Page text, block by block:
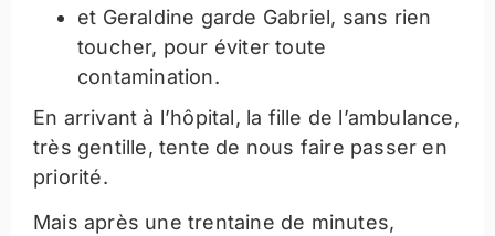
et Geraldine garde Gabriel, sans rien
toucher, pour éviter toute
contamination.
En arrivant à l’hôpital, la fille de l’ambulance,
très gentille, tente de nous faire passer en
priorité.
Mais après une trentaine de minutes,